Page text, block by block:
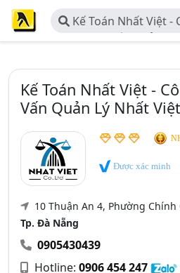
Kế Toán Nhất Việt -
TNHH Tư Vấn Quản
Kế Toán Nhất Việt -
Vấn Quản Lý Nhất Việt
Được xác minh
10 Thuận An 4, Phường
Tp. Đà Nẵng
0905430439
Hotline: 0906 454 247